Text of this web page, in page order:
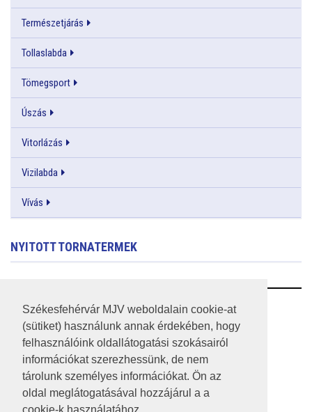
Székesfehérvár MJV weboldalain cookie-at
(sütiket) használunk annak érdekében, hogy
felhasználóink oldallátogatási szokásairól
információkat szerezhessünk, de nem
tárolunk személyes információkat. Ön az
oldal meglátogatásával hozzájárul a a
Természetjárás
Tollaslabda
Tömegsport
Úszás
Vitorlázás
Vizilabda
Vívás
NYITOTT TORNATERMEK
RSS
A HONLAP 2017.03.31-I ÁLLAPOTA
JOGI NYILATKOZAT
IMPRESSZUM